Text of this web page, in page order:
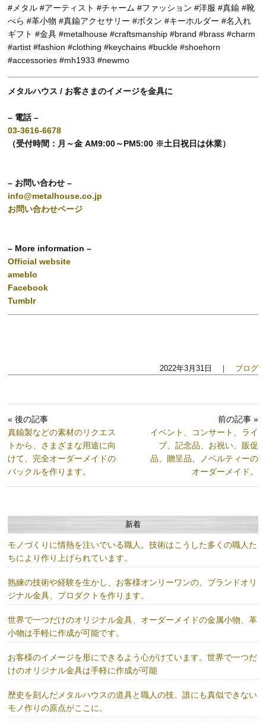
#メタル #アーティスト #チャーム #ファッション #洋服 #真鍮 #靴
べら #革小物 #真鍮アクセサリー #ボタン #キーホルダー #名入れ
ギフト #金具 #metalhouse #craftsmanship #brand #brass #charm
#artist #fashion #clothing #keychains #buckle #shoehorn
#accessories #mh1933 #newmo
メタルハウス / お客さまのイメージを金具に
– 電話 –
03-3616-6678
（受付時間：月～金 AM9:00～PM5:00 ※土日祝日は休業）
– お問い合わせ –
info@metalhouse.co.jp
お問い合わせページ
– More information –
Official website
ameblo
Facebook
Tumblr
2022年3月31日 ｜ ブログ
« 後の記事
真鍮製などの素材のリクエス
トから、さまざまな用途に向
けて、完全オーダーメイドの
バックルを作ります。
前の記事 »
イベント、コンサート、ライ
ブ、記念品、お祝い、販促
品、贈呈品、ノベルティーの
オーダーメイド。
新着
モノづくりに情熱を注いでいる職人。技術はこうした多くの職人た
ちにより作り上げられています。
熟練の技術や経験を生かし、お客様オンリーワンの、ブランドオリ
ジナル金具、プロダクトを作ります。
世界で一つだけのオリジナル金具、オーダーメイドの金属小物、革
小物は手軽に作成が可能です。
お客様のイメージを形にできるよう心がけています。世界で一つだ
けのオリジナル金具は手軽に作成が可能
歴史を刻んだメタルハウスの道具と職人の技。誰にも真似できない
モノ作りの原点がここに。